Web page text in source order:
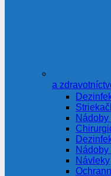
a
Nádoby
Návleky